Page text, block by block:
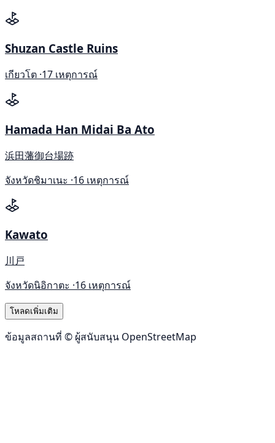
Shuzan Castle Ruins
เกียวโต ·17 เหตุการณ์
Hamada Han Midai Ba Ato
浜田藩御台場跡
จังหวัดชิมาเนะ ·16 เหตุการณ์
Kawato
川戸
จังหวัดนิอิกาตะ ·16 เหตุการณ์
โหลดเพิ่มเติม
ข้อมูลสถานที่ © ผู้สนับสนุน OpenStreetMap